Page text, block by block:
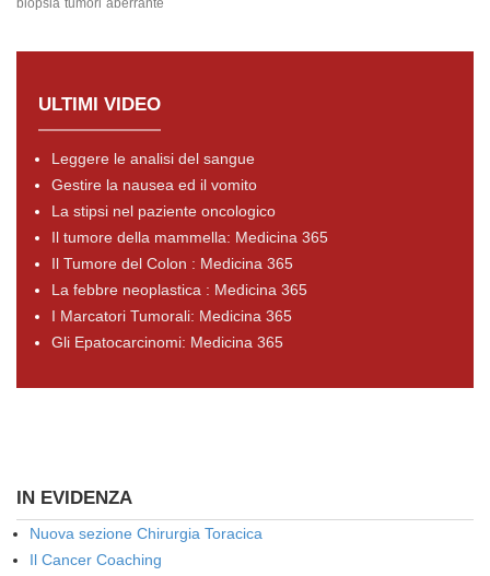
biopsia tumori aberrante
ULTIMI VIDEO
Leggere le analisi del sangue
Gestire la nausea ed il vomito
La stipsi nel paziente oncologico
Il tumore della mammella: Medicina 365
Il Tumore del Colon : Medicina 365
La febbre neoplastica : Medicina 365
I Marcatori Tumorali: Medicina 365
Gli Epatocarcinomi: Medicina 365
IN EVIDENZA
Nuova sezione Chirurgia Toracica
Il Cancer Coaching